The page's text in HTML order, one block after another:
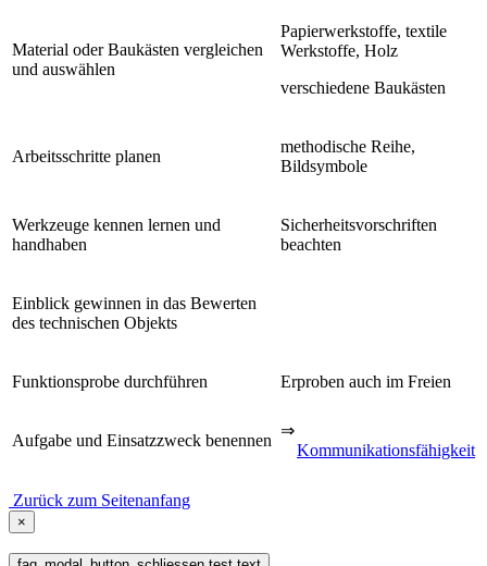
Material oder Baukästen vergleichen
und auswählen
Papierwerkstoffe, textile
Werkstoffe, Holz
verschiedene Baukästen
Arbeitsschritte planen
methodische Reihe,
Bildsymbole
Werkzeuge kennen lernen und
handhaben
Sicherheitsvorschriften
beachten
Einblick gewinnen in das Bewerten
des technischen Objekts
Funktionsprobe durchführen Erproben auch im Freien
Aufgabe und Einsatzzweck benennen
⇒
Kommunikationsfähigkeit
Zurück zum Seitenanfang
×